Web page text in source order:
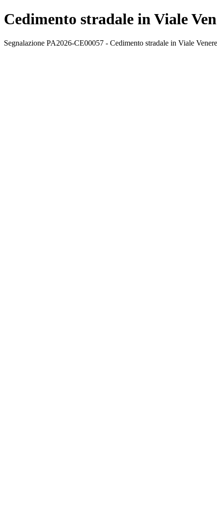
Cedimento stradale in Viale
Segnalazione PA2026-CE00057 - Cedimento stradale in Viale